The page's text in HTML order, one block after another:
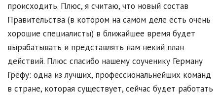
происходить. Плюс, я считаю, что новый состав
Правительства (в котором на самом деле есть очень
хорошие специалисты) в ближайшее время будет
вырабатывать и представлять нам некий план
действий. Плюс спасибо нашему соученику Герману
Грефу: одна из лучших, профессиональнейших команд
в стране, которая существует, сейчас будет работать